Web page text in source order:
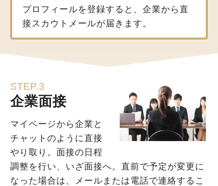
プロフィールを登録すると、企業から直
接スカウトメールが届きます。
STEP.3
企業面接
マイページから企業と
チャットのように直接
やり取り。面接の日程
調整を行い、いざ面接へ。直前で予定が変更に
なった場合は、メールまたは電話で連絡するこ